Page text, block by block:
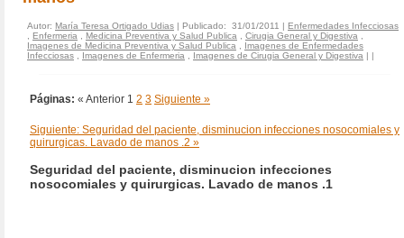
Autor: María Teresa Ortigado Udias | Publicado: 31/01/2011 | Enfermedades Infecciosas
Enfermeria Medicina Preventiva y Salud Publica Cirugia General y Digestiva
Imagenes de Medicina Preventiva y Salud Publica
Imagenes de Enfermedades
Infecciosas
Imagenes de Enfermeria Imagenes de Cirugia General y Digestiva | |
Páginas: « Anterior 1 2 3 Siguiente »
Siguiente: Seguridad del paciente, disminucion infecciones nosocomiales y
quirurgicas. Lavado de manos .2 »
Seguridad del paciente, disminucion infecciones
nosocomiales y quirurgicas. Lavado de manos .1